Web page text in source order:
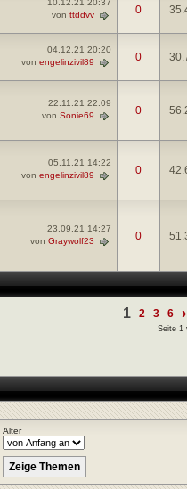
von ttddvv 0
04.12.21 20:20
von engelinzivil89 0
22.11.21 22:09
von Sonie69 0
05.11.21 14:22
von engelinzivil89 0
23.09.21 14:27
von Graywolf23 0
1 2 3 6 ›
Seite 1
Alter